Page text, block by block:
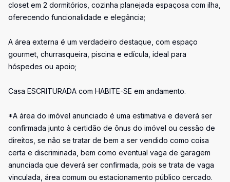
closet em 2 dormitórios, cozinha planejada espaçosa com ilha,
oferecendo funcionalidade e elegância;
A área externa é um verdadeiro destaque, com espaço
gourmet, churrasqueira, piscina e edícula, ideal para
hóspedes ou apoio;
Casa ESCRITURADA com HABITE-SE em andamento.
*A área do imóvel anunciado é uma estimativa e deverá ser
confirmada junto à certidão de ônus do imóvel ou cessão de
direitos, se não se tratar de bem a ser vendido como coisa
certa e discriminada, bem como eventual vaga de garagem
anunciada que deverá ser confirmada, pois se trata de vaga
vinculada, área comum ou estacionamento público cercado.